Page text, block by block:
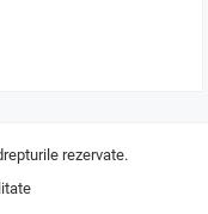
rezervate.